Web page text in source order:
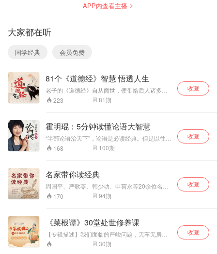
史可以明智。“说通
俗一点,学习历史可
以使你智慧,可以使
你变得更聪明。 因
去历朝历代的古今
中外的人们在做人
做事方面的经验和
教训。在其中你会
学到很多知识,学到
师佳作带你读懂历
史,本课为你带来
《灿烂中国史：
108本佳作带你纵
览千年中华》57本
秦到民国清晰梳理
历史脉络，18本历
史学分析，历史背
面与剖面多角度理
彩故事+趣味解
读，让你轻松学到
古人智慧。
持人董卿熟读《诗
创办了《朗读者》
●演员胡歌，在经
孔子、孟子、老
子、庄子……都看
了个遍，重新找回
生活的意义 ●企业
带一本《道德
经》，他
说：“2000年来知
识大爆炸，但智慧
还是那些智慧，古
今天的人心。”大道
至简，国学是人类
对大自然最简单质
朴的认知和总结。
到释放，更能达到
高层次的人生状
态。 50部国学经
典通识课 【匠心】
代升级书单内容 选
书、拆书、重组、
编校、录制、上
心文稿 为你提炼每
本书精华部分 带你
每天用20分钟读完
APP内查看主播
大家都在听
国学经典 会员免费
81个《道德经》智慧 悟透人生
老子的《道德经》自从面世，便带给后人诸多生
活工作的方法论。 它就像是一把尺子，哪里做得
不好，哪里做得好，用它一量，就全知道了。 但
中学习这部千年前的经典？ 怎样运用《道德经》
的智慧，参透为人处世的道理？ 今天，国学大师
赵思阳将为你娓娓道来，对《道德经》81章原文
进行解读，在忠实文本原意的基础上，结合现实
生活，循序渐进地分析这份两千多年前的“爆款智
223 81期
收藏
霍明琨：5分钟读懂论语大智慧
“半部论语治天下”，论语是必读经典。但是以往的
解读太概括，很多人囫囵吞枣。和霍老师一起学
《论语》，每天一则5-8分钟，轻松掌握论语精
微信学习群配合，每天晒作业、诵读，帮助管理
自我，提升学习效果。
168 100期
收藏
名家带你读经典
周国平、严歌苓、韩少功、申荷永等20余位名家
担任你的“经典摆渡人”，用声音为你解读经典的魅
力。他们都是所在领域的顶级名家，很早便学会
就离不开经典带来的力量。 这些名家凭借个人多
年的积累和感悟，他们掌握了轻松读透经典的方
法，40本横跨文学、哲学、心理学、历史学等多
个领域的经典图书，会在有限的时间，帮你快速
汲取“精神母乳”的养分。 聆听名家的声音，体味
170 94期
收藏
《菜根谭》30堂处世修养课
【专辑描述】我们面临的严峻问题，无车无房无
欲望，有房有车不快乐，没钱没时间没对象，有
闲有钱很沮丧。我们为什么会活成这样？面对人
-- 30期
收藏